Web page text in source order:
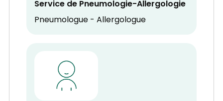
Service de Pneumologie-Allergologie
Pneumologue - Allergologue